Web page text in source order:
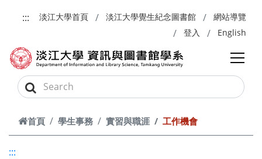
:::
淡江大學首頁 淡江大學覺生紀念圖書館
網站導覽
登入
English
首頁 學生事務 實習與職涯 工作機會
:::